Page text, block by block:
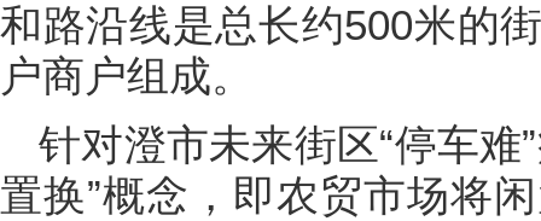
和路沿线是总长约500米的
户商户组成。
针对澄市未来街区“停车难
置换”概念，即农贸市场将